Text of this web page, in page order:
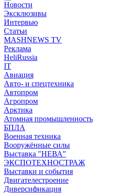
Новости
Эксклюзивы
Интервью
Статьи
MASHNEWS TV
Реклама
HeliRussia
IT
Авиация
Авто- и спецтехника
Автопром
Агропром
Арктика
Атомная промышленность
БПЛА
Военная техника
Вооружённые силы
Выставка "НЕВА"
ЭКСПОТЕХНОСТРАЖ
Выставки и события
Двигателестроение
Диверсификация